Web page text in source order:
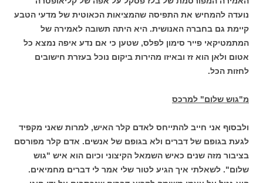
נועדה להמחיש את התפיסה שהמציאות הכאוטית של מדעי הטבע
קיימת גם בחברה האנושית. היא היתה תשובה לאמירה של
המתמטיקאי פייר סימון לפלס, שטען כי אם נדע איפה נמצא כל
אטום ולאן הוא זז ובאיזו מהירות ביקום נוכל בעזרת חישובים
לחזות הכל.
מ"גוש שלום" למרכס
ולבסוף אני חייב להתייחס לאדם קלר האיש, למרות שאני מקפיד
לגעת בגופם של דברים ולא בגופם של אנשים. אדם קלר מפורסם
בציבור מזה שנים כאיש השמאל הקיצוני וכיום הוא איש "גוש
שלום". לשאלתי איך הגיע לטור שלי אמר לי דברים מחמיאים.